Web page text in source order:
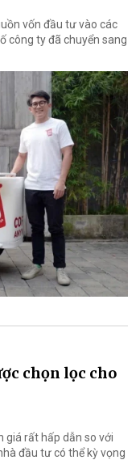
vốn đầu tư vào các
công ty đã chuyển sang
chọn lọc cho
giá rất hấp dẫn so với
đầu tư có thể kỳ vọng